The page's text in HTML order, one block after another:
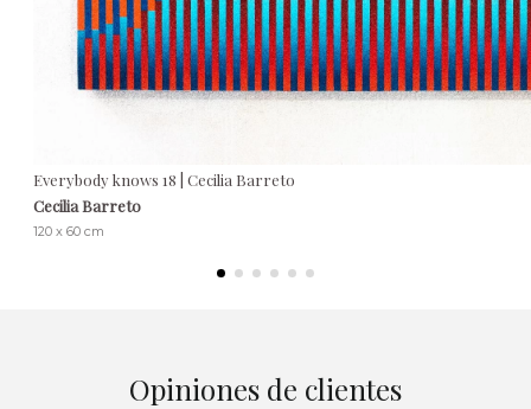
Everybody knows 18 | Cecilia Barreto
Cecilia Barreto
120 x 60 cm
Opiniones de clientes